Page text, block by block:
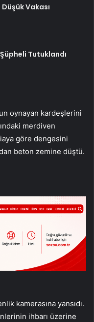
Vakası
Tutuklandı
oynayan kardeşlerini
merdiven
göre dengesini
beton zemine düştü.
kamerasına yansıdı.
ihbarı üzerine